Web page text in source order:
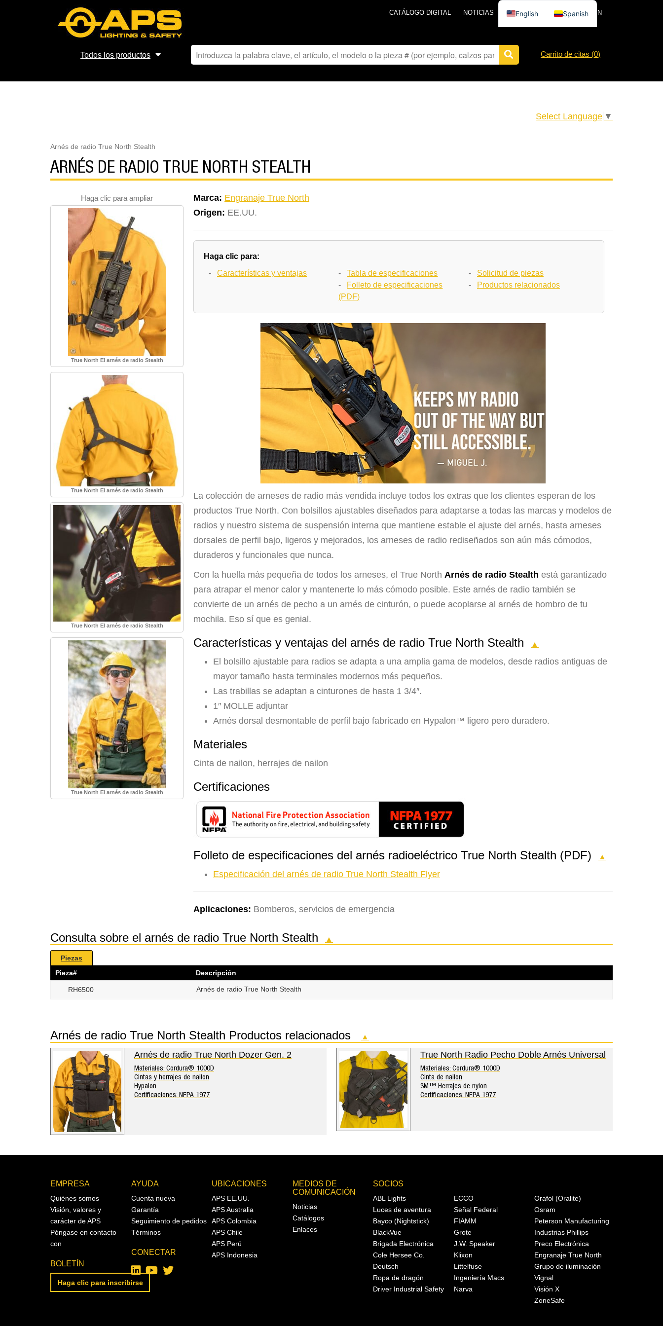
CATÁLOGO DIGITAL NOTICIAS PÓNGASE EN CONTACTO CON
Todos los productos Carrito de citas (0)
Select Language ▼
Arnés de radio True North Stealth
ARNÉS DE RADIO TRUE NORTH STEALTH
Haga clic para ampliar
True North El arnés de radio Stealth
True North El arnés de radio Stealth
True North El arnés de radio Stealth
True North El arnés de radio Stealth
Marca: Engranaje True North
Origen: EE.UU.
Haga clic para:
- Características y ventajas -Tabla de especificaciones
- Folleto de especificaciones
(PDF)
- Solicitud de piezas
-
Productos relacionados
La colección de arneses de radio más vendida incluye todos los extras que los clientes esperan de los
productos True North. Con bolsillos ajustables diseñados para adaptarse a todas las marcas y modelos de
radios y nuestro sistema de suspensión interna que mantiene estable el ajuste del arnés, hasta arneses
dorsales de perfil bajo, ligeros y mejorados, los arneses de radio rediseñados son aún más cómodos,
duraderos y funcionales que nunca.
Con la huella más pequeña de todos los arneses, el True North Arnés de radio Stealth está garantizado
para atrapar el menor calor y mantenerte lo más cómodo posible. Este arnés de radio también se
convierte de un arnés de pecho a un arnés de cinturón, o puede acoplarse al arnés de hombro de tu
mochila. Eso sí que es genial.
Características y ventajas del arnés de radio True North Stealth ▲
El bolsillo ajustable para radios se adapta a una amplia gama de modelos, desde radios antiguas de
mayor tamaño hasta terminales modernos más pequeños.
Las trabillas se adaptan a cinturones de hasta 1 3/4″.
1″ MOLLE adjuntar
Arnés dorsal desmontable de perfil bajo fabricado en Hypalon™ ligero pero duradero.
Materiales
Cinta de nailon, herrajes de nailon
Certificaciones
Folleto de especificaciones del arnés radioeléctrico True North Stealth (PDF) ▲
Especificación del arnés de radio True North Stealth Flyer
Aplicaciones: Bomberos, servicios de emergencia
Consulta sobre el arnés de radio True North Stealth ▲
Piezas
Pieza#
Descripción
RH6500 Arnés de radio True North Stealth
Arnés de radio True North Stealth Productos relacionados ▲
Arnés de radio True North Dozer Gen. 2
Materiales: Cordura® 1000D
Cintas y herrajes de nailon
Hypalon
Certificaciones: NFPA 1977
True North Radio Pecho Doble Arnés Universal
Materiales: Cordura® 1000D
Cinta de nailon
3M™ Herrajes de nylon
Certificaciones: NFPA 1977
EMPRESA
Quiénes somos
Visión, valores y
carácter de APS
Póngase en contacto
con
BOLETÍN
Haga clic para inscribirse
AYUDA
Cuenta nueva
Garantía
Seguimiento de pedidos
Términos
CONECTAR
UBICACIONES
APS EE.UU.
APS Australia
APS Colombia
APS Chile
APS Perú
APS Indonesia
MEDIOS DE
COMUNICACIÓN
Noticias
Catálogos
Enlaces
SOCIOS
ABL Lights
Luces de aventura
Bayco (Nightstick)
BlackVue
Brigada Electrónica
Cole Hersee Co.
Deutsch
Ropa de dragón
Driver Industrial Safety
ECCO
Señal Federal
FIAMM
Grote
J.W. Speaker
Klixon
Littelfuse
Ingeniería Macs
Narva
Orafol (Oralite)
Osram
Peterson Manufacturing
Industrias Phillips
Preco Electrónica
Engranaje True North
Grupo de iluminación
Vignal
Visión X
ZoneSafe
English Spanish